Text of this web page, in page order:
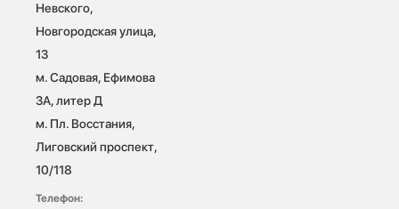
Невского,
Новгородская улица,
13
м. Садовая, Ефимова
3А, литер Д
м. Пл. Восстания,
Лиговский проспект,
10/118
Телефон: